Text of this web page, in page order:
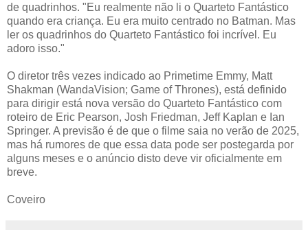
de quadrinhos. "Eu realmente não li o Quarteto Fantástico
quando era criança. Eu era muito centrado no Batman. Mas
ler os quadrinhos do Quarteto Fantástico foi incrível. Eu
adoro isso."
O diretor três vezes indicado ao Primetime Emmy, Matt
Shakman (WandaVision; Game of Thrones), está definido
para dirigir está nova versão do Quarteto Fantástico com
roteiro de Eric Pearson, Josh Friedman, Jeff Kaplan e Ian
Springer. A previsão é de que o filme saia no verão de 2025,
mas há rumores de que essa data pode ser postegarda por
alguns meses e o anúncio disto deve vir oficialmente em
breve.
Coveiro